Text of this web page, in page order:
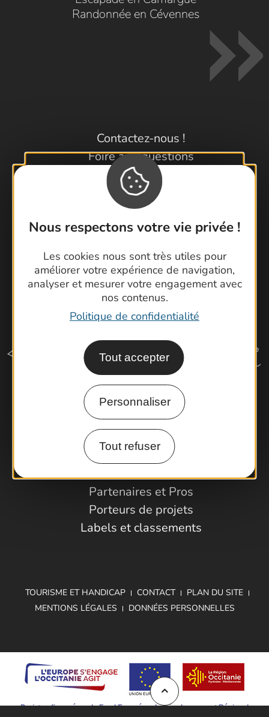
Nous respectons votre vie privée !
Les cookies nous sont très utiles pour
améliorer votre expérience de navigation,
analyser et mesurer votre engagement avec
nos contenus.
Politique de confidentialité
Tout accepter
Personnaliser
Tout refuser
Randonnée en Cévennes
Contactez-nous !
Foire aux questions
Brochures
Cartoguides et Topoguides
Latitude Gard
Comment venir ?
Espace Pro
Observatoire
Partenaires et Pros
Porteurs de projets
Labels et classements
TOURISME ET HANDICAP CONTACT
PLAN DU SITE
MENTIONS LÉGALES
DONNÉES PERSONNELLES
Projet cofinancé par le Fond Européen de Développement Régional